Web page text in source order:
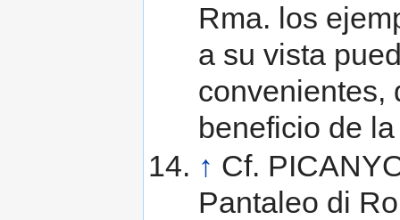
Rma. los
a su vista
convenientes,
beneficio de
↑ Cf.
Pantaleo di